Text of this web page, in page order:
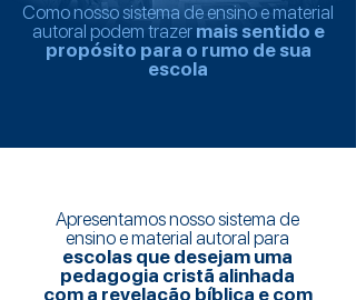
Como nosso sistema de ensino e material
autoral podem trazermais sentido e
propósito para o rumo de sua
escola
Apresentamos nosso sistema de
ensino e material autoral para
escolas que desejam uma
pedagogia cristã alinhada
com a revelação bíblica e com